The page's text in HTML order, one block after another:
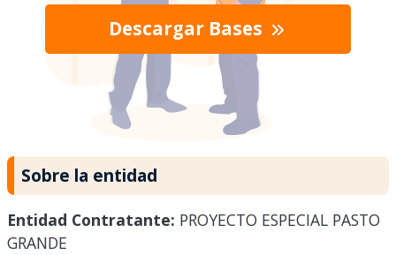
Descargar Bases
Sobre la entidad
Entidad Contratante: PROYECTO ESPECIAL PASTO
GRANDE